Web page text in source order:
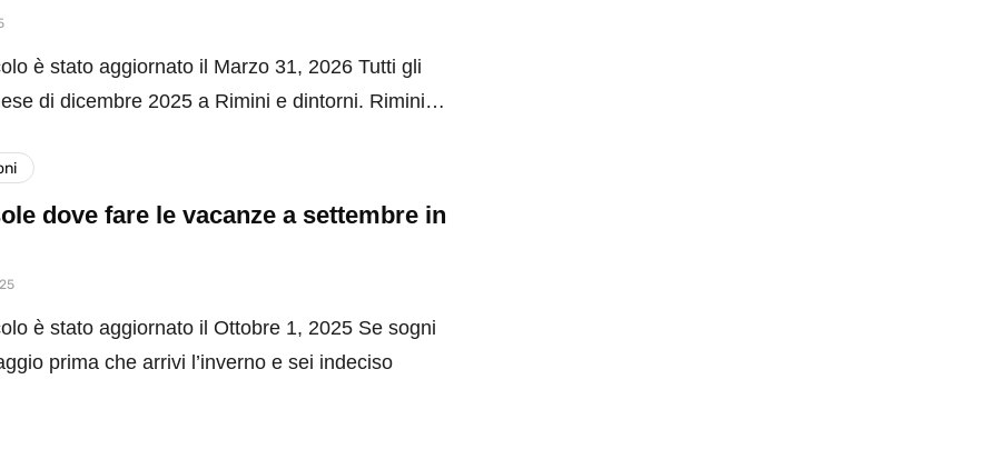
è stato aggiornato il Marzo 31, 2026 Tutti gli
di dicembre 2025 a Rimini e dintorni. Rimini…
dove fare le vacanze a settembre in
è stato aggiornato il Ottobre 1, 2025 Se sogni
prima che arrivi l’inverno e sei indeciso